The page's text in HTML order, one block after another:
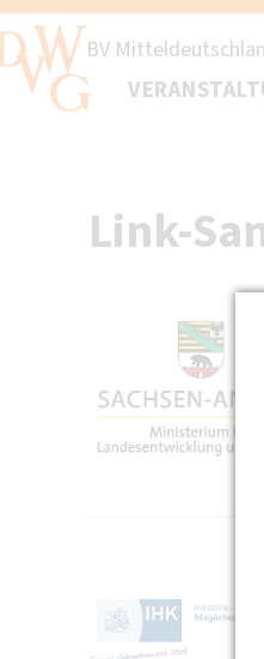
BV
Link-